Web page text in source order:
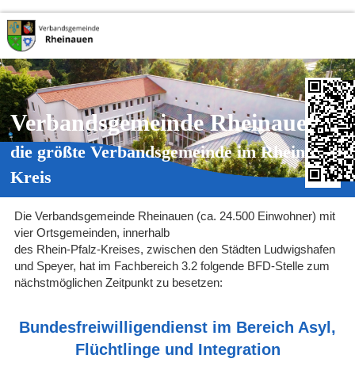
Verbandsgemeinde Rheinauen
die größte Verbandsgemeinde im Rhein-Pfalz-
Kreis
Die Verbandsgemeinde Rheinauen (ca. 24.500 Einwohner) mit
vier Ortsgemeinden, innerhalb
des Rhein-Pfalz-Kreises, zwischen den Städten Ludwigshafen
und Speyer, hat im Fachbereich 3.2 folgende BFD-Stelle zum
nächstmöglichen Zeitpunkt zu besetzen:
Bundesfreiwilligendienst im Bereich Asyl,
Flüchtlinge und Integration